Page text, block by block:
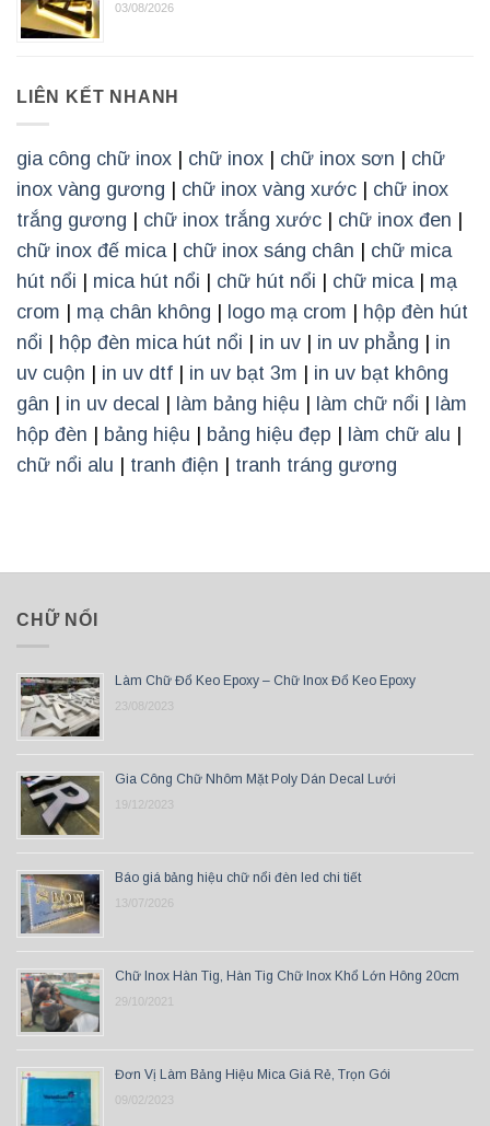
03/08/2026
LIÊN KẾT NHANH
gia công chữ inox | chữ inox | chữ inox sơn | chữ
inox vàng gương | chữ inox vàng xước | chữ inox
trắng gương | chữ inox trắng xước | chữ inox đen |
chữ inox đế mica | chữ inox sáng chân | chữ mica
hút nổi | mica hút nổi | chữ hút nổi | chữ mica | mạ
crom | mạ chân không | logo mạ crom | hộp đèn hút
nổi | hộp đèn mica hút nổi | in uv | in uv phẳng | in
uv cuộn | in uv dtf | in uv bạt 3m | in uv bạt không
gân | in uv decal | làm bảng hiệu | làm chữ nổi | làm
hộp đèn | bảng hiệu | bảng hiệu đẹp | làm chữ alu |
chữ nổi alu | tranh điện | tranh tráng gương
CHỮ NỔI
Làm Chữ Đổ Keo Epoxy – Chữ Inox Đổ Keo Epoxy
23/08/2023
Gia Công Chữ Nhôm Mặt Poly Dán Decal Lưới
19/12/2023
Báo giá bảng hiệu chữ nổi đèn led chi tiết
13/07/2026
Chữ Inox Hàn Tig, Hàn Tig Chữ Inox Khổ Lớn Hông 20cm
29/10/2021
Đơn Vị Làm Bảng Hiệu Mica Giá Rẻ, Trọn Gói
09/02/2023